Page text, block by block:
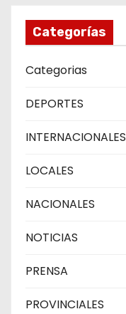
Categorías
Categorias
DEPORTES
INTERNACIONALES
LOCALES
NACIONALES
NOTICIAS
PRENSA
PROVINCIALES